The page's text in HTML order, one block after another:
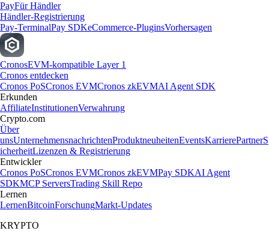
PayFür Händler
Händler-Registrierung
Pay-TerminalPay SDKeCommerce-PluginsVorhersagen
CronosEVM-kompatible Layer 1
Cronos entdecken
Cronos PoSCronos EVMCronos zkEVMAI Agent SDK
Erkunden
AffiliateInstitutionenVerwahrung
Crypto.com
Über
unsUnternehmensnachrichtenProduktneuheitenEventsKarrierePartnerS
icherheitLizenzen & Registrierung
Entwickler
Cronos PoSCronos EVMCronos zkEVMPay SDKAI Agent
SDKMCP ServersTrading Skill Repo
Lernen
LernenBitcoinForschungMarkt-Updates
KRYPTO